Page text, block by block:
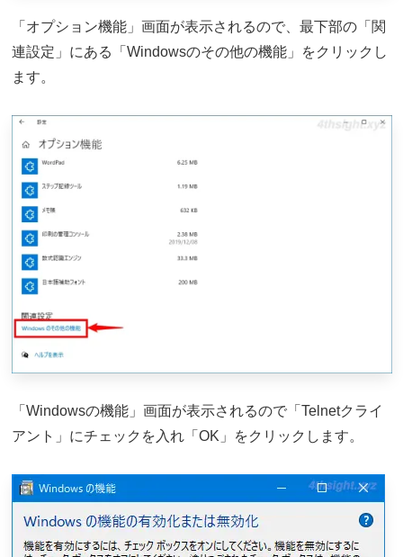
「オプション機能」画面が表示されるので、最下部の「関
連設定」にある「Windowsのその他の機能」をクリックし
ます。
「Windowsの機能」画面が表示されるので「Telnetクライ
アント」にチェックを入れ「OK」をクリックします。